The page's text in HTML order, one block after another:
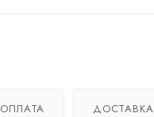
ОПЛАТА ДОСТАВКА